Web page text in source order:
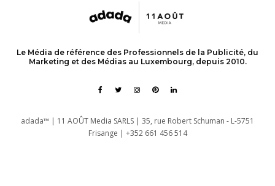
Le Média de référence des Professionnels de la Publicité, du
Marketing et des Médias au Luxembourg, depuis 2010.
adada™ | 11 AOÛT Media SARLS | 35, rue Robert Schuman - L-5751
Frisange | +352 661 456 514